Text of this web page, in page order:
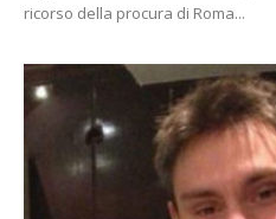
ricorso della procura di Roma...